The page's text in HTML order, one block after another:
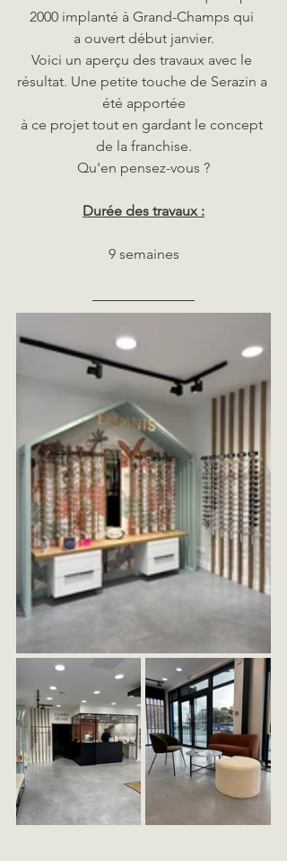
2000 implanté à Grand-Champs qui
a ouvert début janvier.
Voici un aperçu des travaux avec le
résultat. Une petite touche de Serazin a
été apportée
à ce projet tout en gardant le concept
de la franchise.
Qu'en pensez-vous ?
Durée des travaux :
9 semaines